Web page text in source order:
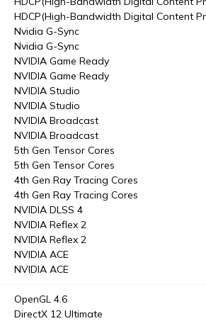
HDCP(High-Bandwidth Digital Content
Nvidia G-Sync
Nvidia G-Sync
NVIDIA Game Ready
NVIDIA Game Ready
NVIDIA Studio
NVIDIA Studio
NVIDIA Broadcast
NVIDIA Broadcast
5th Gen Tensor Cores
5th Gen Tensor Cores
4th Gen Ray Tracing Cores
4th Gen Ray Tracing Cores
NVIDIA DLSS 4
NVIDIA Reflex 2
NVIDIA Reflex 2
NVIDIA ACE
NVIDIA ACE
OpenGL 4.6
DirectX 12 Ultimate